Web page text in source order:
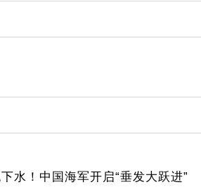
水！中国海军开启“垂发大跃进”